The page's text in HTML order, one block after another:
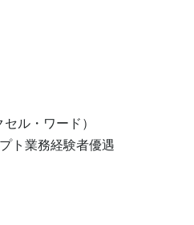
ル・ワード）
ト業務経験者優遇